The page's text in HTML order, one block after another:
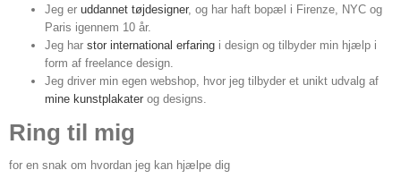
Jeg er uddannet tøjdesigner, og har haft bopæl i Firenze, NYC og
Paris igennem 10 år.
Jeg har stor international erfaring i design og tilbyder min hjælp i
form af freelance design.
Jeg driver min egen webshop, hvor jeg tilbyder et unikt udvalg af
mine kunstplakater og designs.
Ring til mig
for en snak om hvordan jeg kan hjælpe dig